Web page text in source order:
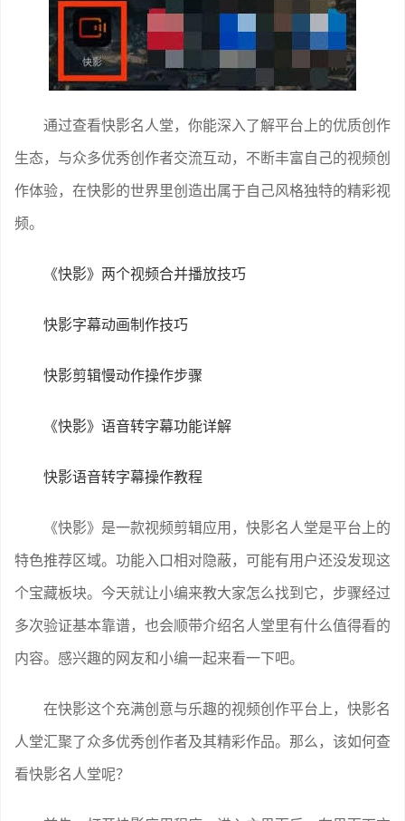
通过查看快影名人堂，你能深入了解平台上的优质创作
生态，与众多优秀创作者交流互动，不断丰富自己的视频创
作体验，在快影的世界里创造出属于自己风格独特的精彩视
频。
《快影》两个视频合并播放技巧
快影字幕动画制作技巧
快影剪辑慢动作操作步骤
《快影》语音转字幕功能详解
快影语音转字幕操作教程
《快影》是一款视频剪辑应用，快影名人堂是平台上的
特色推荐区域。功能入口相对隐蔽，可能有用户还没发现这
个宝藏板块。今天就让小编来教大家怎么找到它，步骤经过
多次验证基本靠谱，也会顺带介绍名人堂里有什么值得看的
内容。感兴趣的网友和小编一起来看一下吧。
在快影这个充满创意与乐趣的视频创作平台上，快影名
人堂汇聚了众多优秀创作者及其精彩作品。那么，该如何查
看快影名人堂呢？